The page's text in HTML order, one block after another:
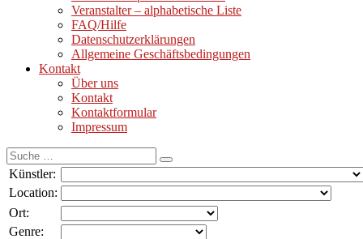
Veranstalter – alphabetische Liste
FAQ/Hilfe
Datenschutzerklärungen
Allgemeine Geschäftsbedingungen
Kontakt
Über uns
Kontakt
Kontaktformular
Impressum
Suche
nach:
Künstler:
Location:
Ort:
Genre: